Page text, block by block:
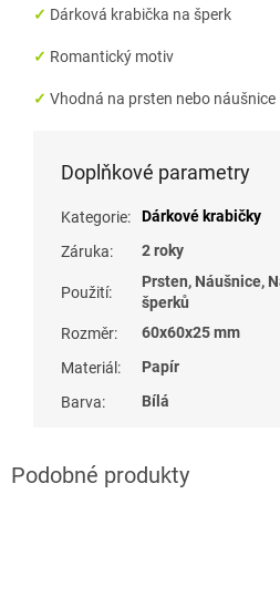
✓ Dárková krabička na šperk
✓ Romantický motiv
✓ Vhodná na prsten nebo náušnice
Doplňkové parametry
Kategorie:
Dárkové krabičky
Záruka: 2 roky
Použití:
Prsten, Náušnice,
šperků
Rozměr:
60x60x25 mm
Materiál :
Papír
Barva: Bílá